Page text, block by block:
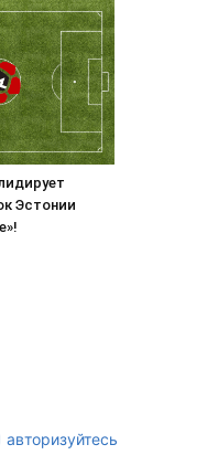
Эстонии
авторизуйтесь